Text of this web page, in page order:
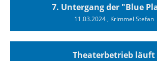
7. Untergang der "Blue
11.03.2024, Krimmel Stefan
Theaterbetrieb läuft